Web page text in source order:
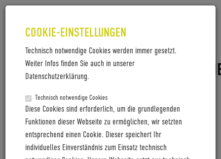
COOKIE-EINSTELLUNGEN
Technisch notwendige Cookies werden immer gesetzt.
Weiter Infos finden Sie auch in unserer
Datenschutzerklärung.
Technisch notwendige Cookies
Diese Cookies sind erforderlich, um die grundlegenden
Funktionen dieser Webseite zu ermöglichen, wir setzten
entsprechend einen Cookie. Dieser speichert Ihr
individuelles Einverständnis zum Einsatz technisch
LETZTE PRESSEMITTEILUNGEN